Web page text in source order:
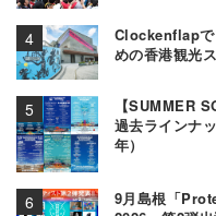
Clockenflapで
めの香港観光
【SUMMER
過去ラインナ
年）
9月島根「